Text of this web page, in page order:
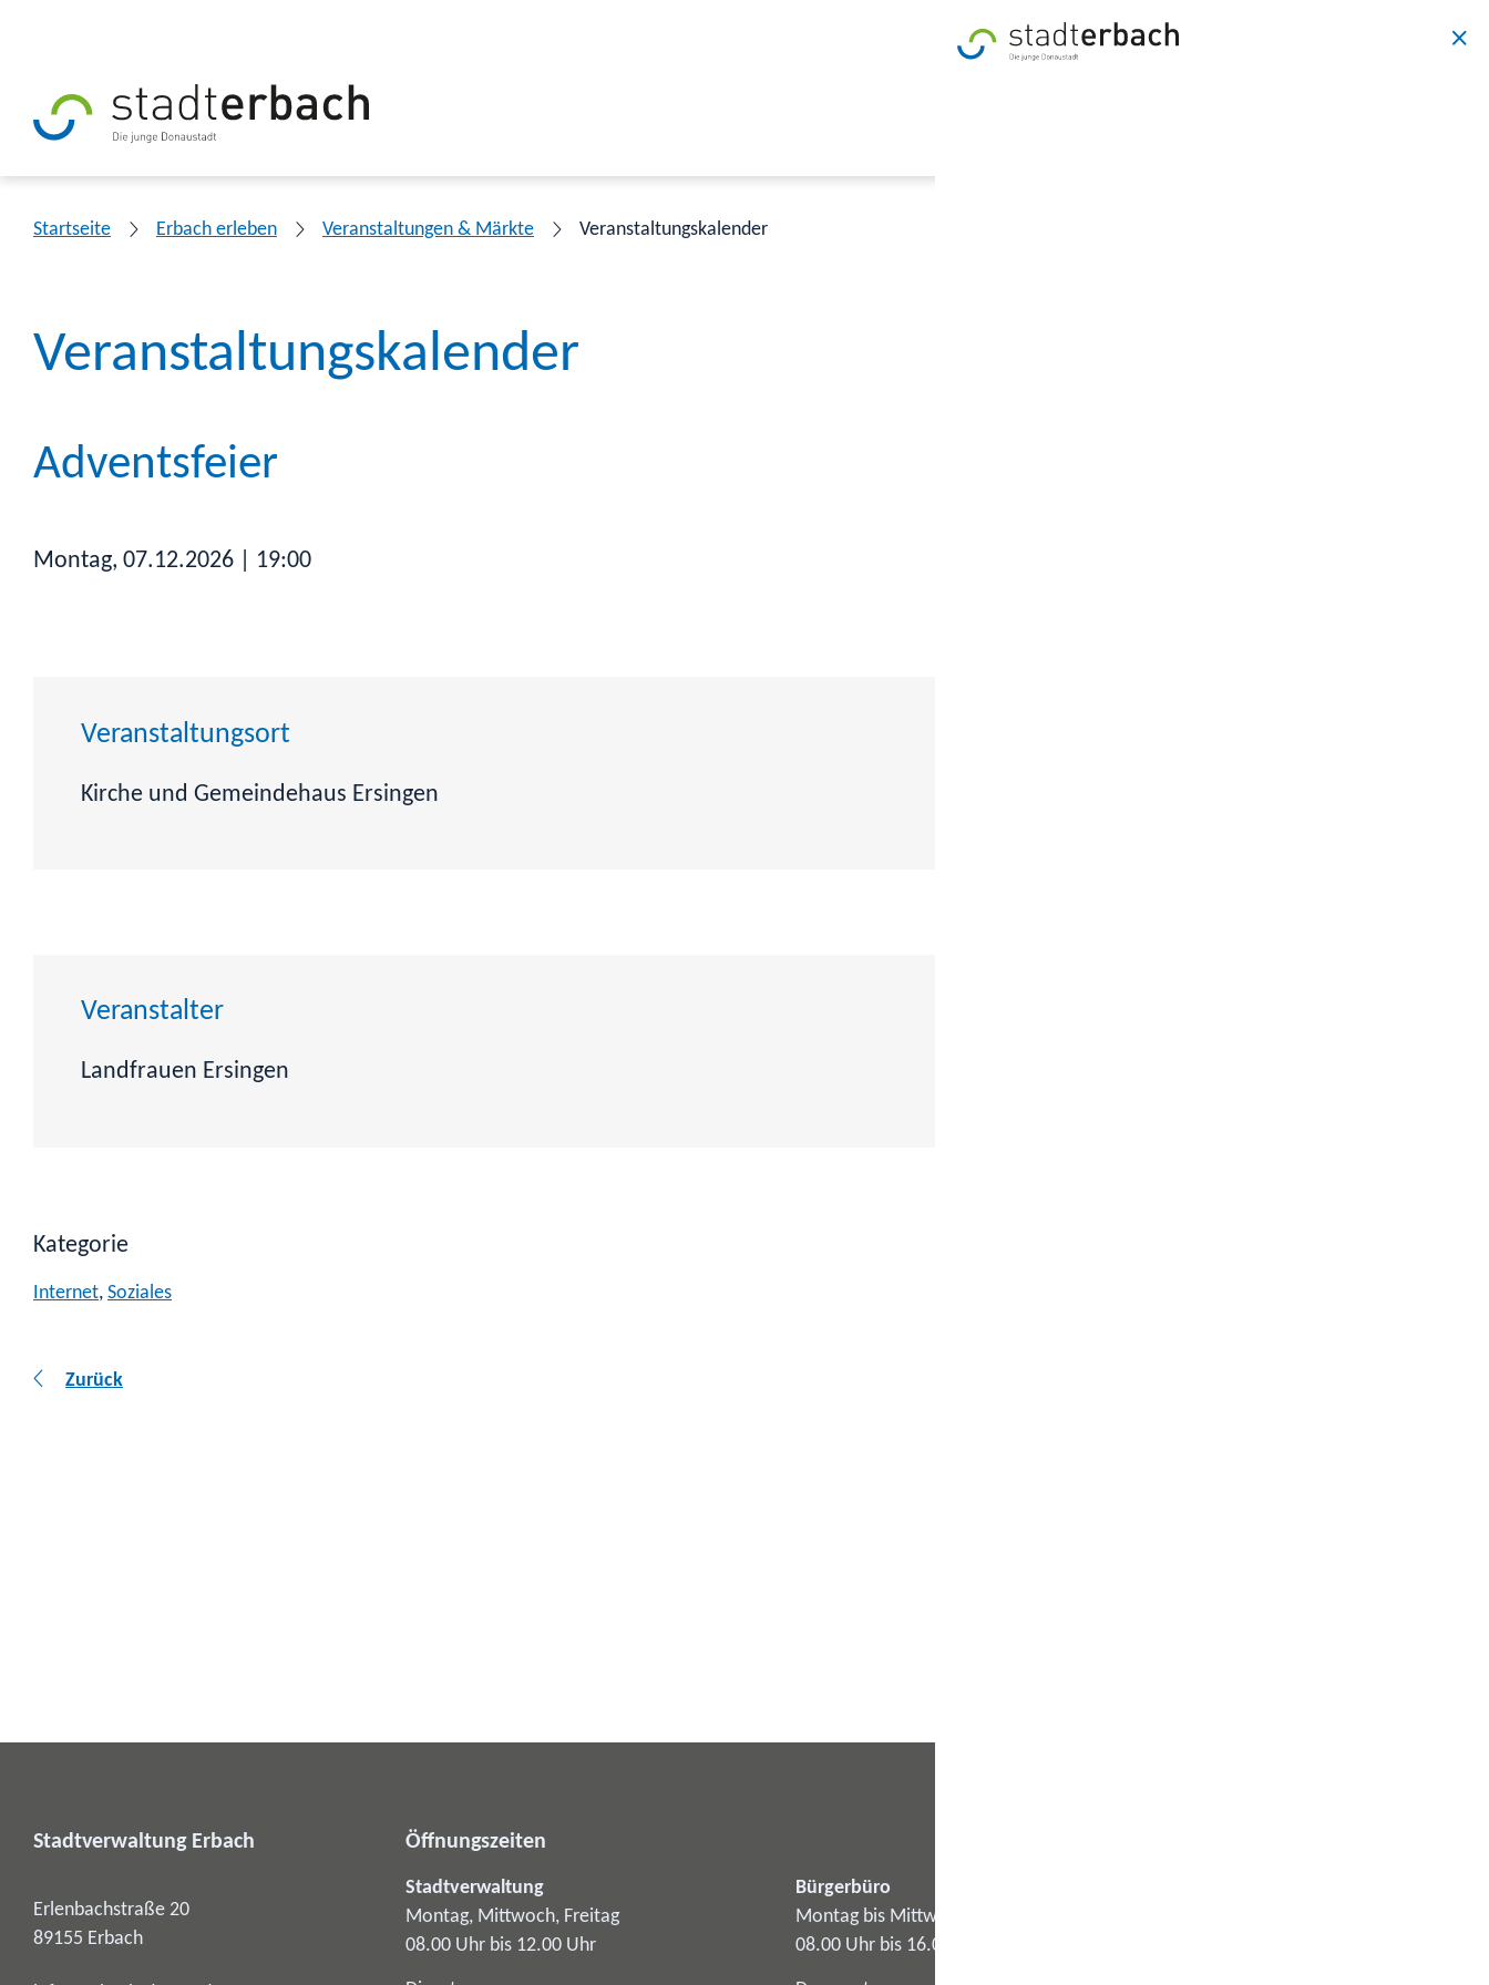
Startseite Erbach erleben Veranstaltungen & Märkte Veranstaltungskalender
Veranstaltungskalender
Montag, 07.12.2026 | 19:00
Adventsfeier
Veranstaltungsort
Kirche und Gemeindehaus Ersingen
Veranstalter
Landfrauen Ersingen
Kategorie
Internet, Soziales
Zurück
Stadtverwaltung Erbach
Erlenbachstraße 20
89155 Erbach
Öffnungszeiten
Stadtverwaltung
Montag, Mittwoch, Freitag
08.00 Uhr bis 12.00 Uhr
Bürgerbüro
Montag bis Mittwoch
08.00 Uhr bis 16.00 Uhr